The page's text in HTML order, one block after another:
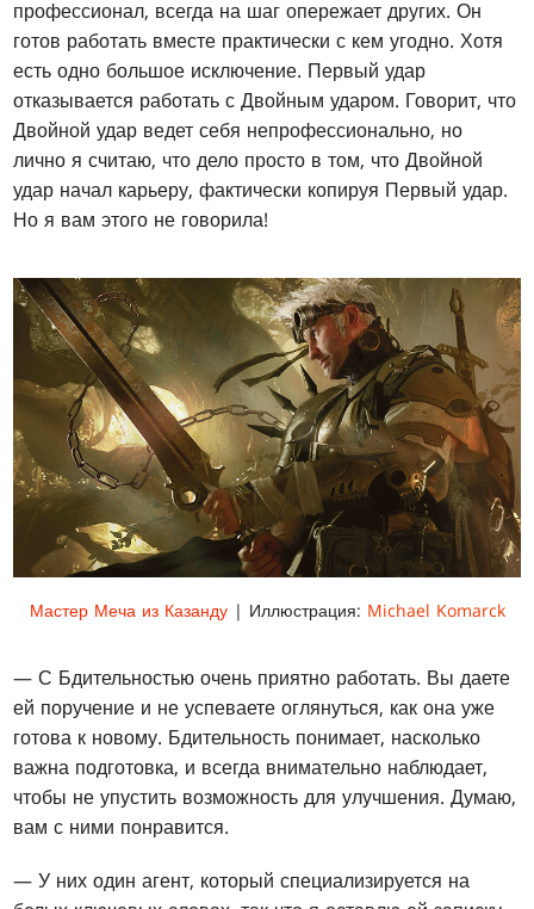
профессионал, всегда на шаг опережает других. Он
готов работать вместе практически с кем угодно. Хотя
есть одно большое исключение. Первый удар
отказывается работать с Двойным ударом. Говорит, что
Двойной удар ведет себя непрофессионально, но
лично я считаю, что дело просто в том, что Двойной
удар начал карьеру, фактически копируя Первый удар.
Но я вам этого не говорила!
Мастер Меча из Казанду| Иллюстрация: Michael Komarck
— С Бдительностью очень приятно работать. Вы даете
ей поручение и не успеваете оглянуться, как она уже
готова к новому. Бдительность понимает, насколько
важна подготовка, и всегда внимательно наблюдает,
чтобы не упустить возможность для улучшения. Думаю,
вам с ними понравится.
— У них один агент, который специализируется на